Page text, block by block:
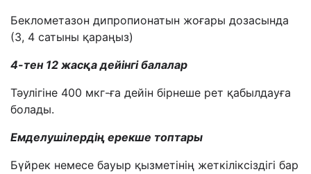
Беклометазон дипропионатын жоғары дозасында
(3, 4 сатыны қараңыз)
4-тен 12 жасқа дейінгі балалар
Тәулігіне 400 мкг-ға дейін бірнеше рет қабылдауға
болады.
Емделушілердің ерекше топтары
Бүйрек немесе бауыр қызметінің жеткіліксіздігі бар